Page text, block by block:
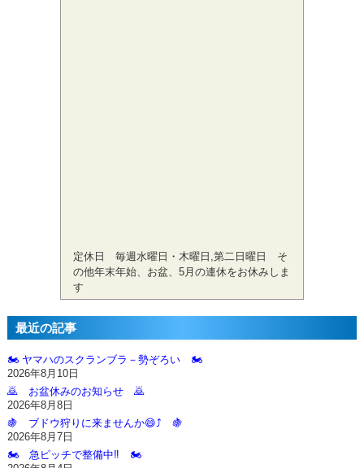
定休日 毎週水曜日・木曜日,第二日曜日 そ
の他年末年始、お盆、5月の連休をお休みしま
す
最近の記事
🏍️ ヤマハのスクランブラ－勢ぞろい 🏍️
2026年8月10日
🙇‍ お盆休みのお知らせ 🙇‍
2026年8月8日
🍇 ブドウ狩りに来ませんか😄⤴️ 🍇
2026年8月7日
🏍️ 急ピッチで整備中‼️ 🏍️